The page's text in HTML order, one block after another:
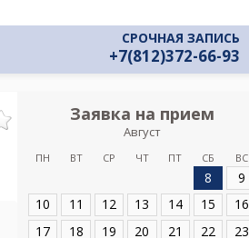
СРОЧНАЯ ЗАПИСЬ
+7(812)372-66-93
Заявка на прием
Август
ПН ВТ СР ЧТ ПТ СБ ВС
8
9
10
11 12 13 14 15
16
17
18 19 20 21 22
23